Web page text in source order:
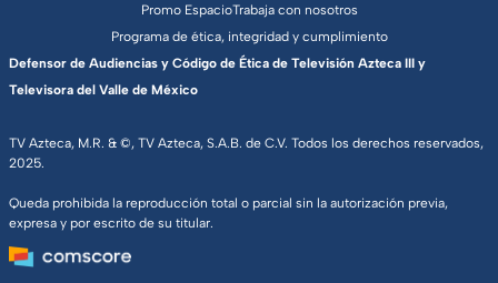
TV Azteca, M.R. & ©, TV Azteca, S.A.B. de C.V. Todos los derechos reservados,
2025.
Queda prohibida la reproducción total o parcial sin la autorización previa,
expresa y por escrito de su titular.
Promo EspacioTrabaja con nosotros
Programa de ética, integridad y cumplimiento
Defensor de Audiencias y Código de Ética de Televisión Azteca III y
Televisora del Valle de México